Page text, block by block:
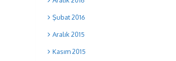
Şubat 2016
Aralık 2015
Kasım 2015